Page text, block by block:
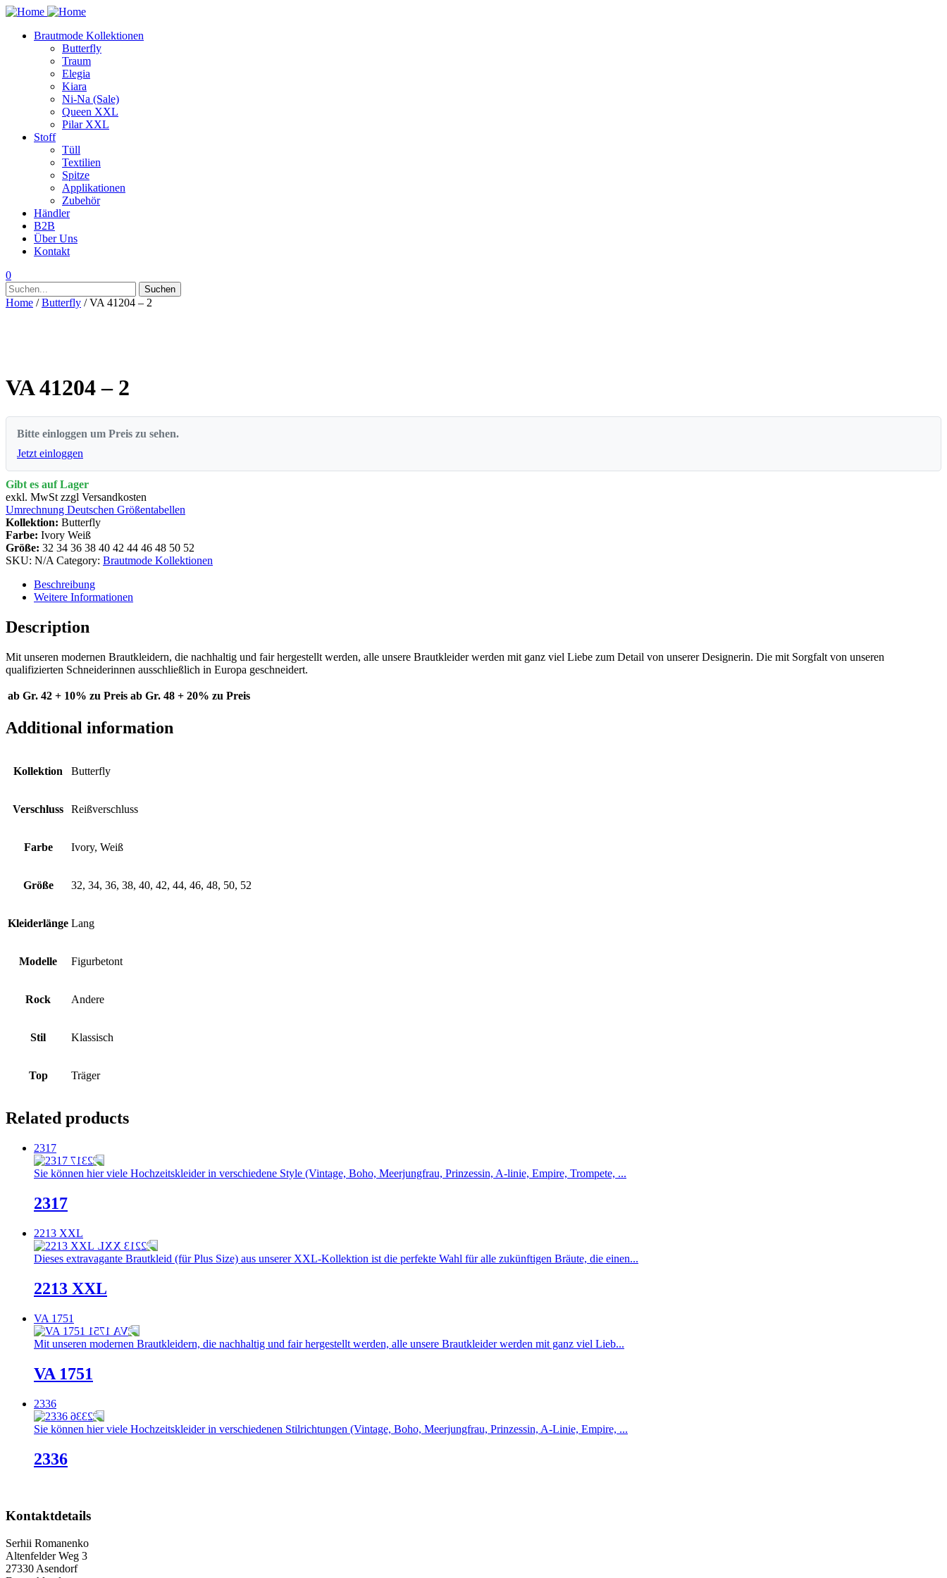
Brautmode Kollektionen
Butterfly
Traum
Elegia
Kiara
Ni-Na (Sale)
Queen XXL
Pilar XXL
Stoff
Tüll
Textilien
Spitze
Applikationen
Zubehör
Händler
B2B
Über Uns
Kontakt
0
Suchen
nach:
Suchen
Home /Butterfly / VA 41204 – 2
VA 41204 – 2
Bitte einloggen um Preis zu sehen.
Jetzt einloggen
Gibt es auf Lager
exkl. MwSt zzgl Versandkosten
Umrechnung Deutschen Größentabellen
Kollektion: Butterfly
Farbe: Ivory Weiß
Größe: 32 34 36 38 40 42 44 46 48 50 52
SKU: N/A Category: Brautmode Kollektionen
Beschreibung
Weitere Informationen
Description
Mit unseren modernen Brautkleidern, die nachhaltig und fair hergestellt werden, alle unsere Brautkleider werden mit ganz viel Liebe zum Detail von unserer Designerin. Die mit Sorgfalt von unseren
qualifizierten Schneiderinnen ausschließlich in Europa geschneidert.
ab Gr. 42 + 10% zu Preis ab Gr. 48 + 20% zu Preis
Additional information
Kollektion Butterfly
Verschluss Reißverschluss
Farbe Ivory, Weiß
Größe 32, 34, 36, 38, 40, 42, 44, 46, 48, 50, 52
Kleiderlänge Lang
Modelle Figurbetont
Rock Andere
Stil Klassisch
Top Träger
Related products
2317
Sie können hier viele Hochzeitskleider in verschiedene Style (Vintage, Boho, Meerjungfrau, Prinzessin, A-linie, Empire, Trompete, ...
2317
2213 XXL
Dieses extravagante Brautkleid (für Plus Size) aus unserer XXL-Kollektion ist die perfekte Wahl für alle zukünftigen Bräute, die einen...
2213 XXL
VA 1751
Mit unseren modernen Brautkleidern, die nachhaltig und fair hergestellt werden, alle unsere Brautkleider werden mit ganz viel Lieb...
VA 1751
2336
Sie können hier viele Hochzeitskleider in verschiedenen Stilrichtungen (Vintage, Boho, Meerjungfrau, Prinzessin, A-Linie, Empire, ...
2336
Kontaktdetails
Serhii Romanenko
Altenfelder Weg 3
27330 Asendorf